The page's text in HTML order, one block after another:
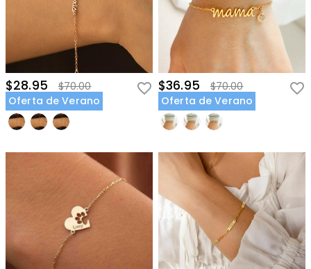
$28.95
$70.00
Oferta de Verano
$36.95
$70.00
Oferta de Verano